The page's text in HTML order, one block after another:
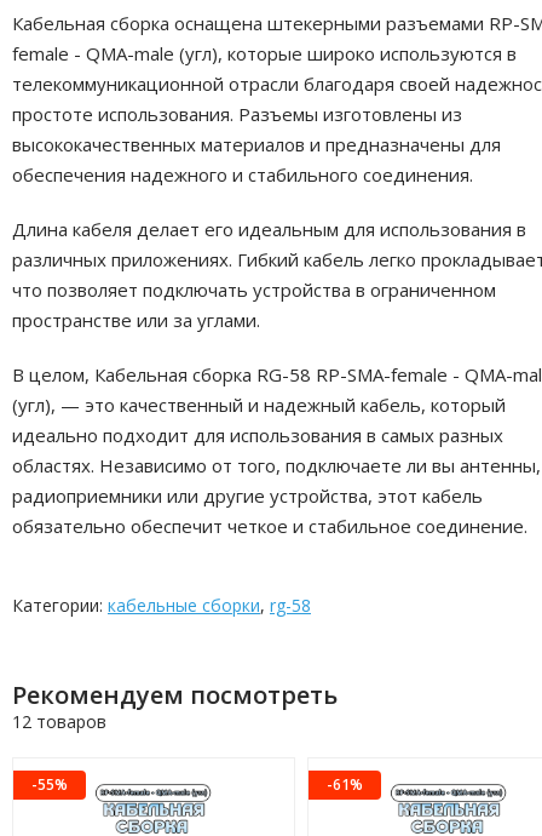
Кабельная сборка оснащена штекерными разъемами RP-
female - QMA-male (угл), которые широко используются в
телекоммуникационной отрасли благодаря своей
простоте использования. Разъемы изготовлены из
высококачественных материалов и предназначены для
обеспечения надежного и стабильного соединения.
Длина кабеля делает его идеальным для использования в
различных приложениях. Гибкий кабель легко
что позволяет подключать устройства в ограниченном
пространстве или за углами.
В целом, Кабельная сборка RG-58 RP-SMA-female - QMA-
(угл), — это качественный и надежный кабель, который
идеально подходит для использования в самых разных
областях. Независимо от того, подключаете ли вы антенны,
радиоприемники или другие устройства, этот кабель
обязательно обеспечит четкое и стабильное соединение.
Категории: кабельные сборки, rg-58
Рекомендуем посмотреть
12 товаров
-55% -61%